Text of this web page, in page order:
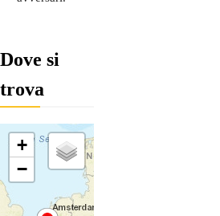
Dove si
trova